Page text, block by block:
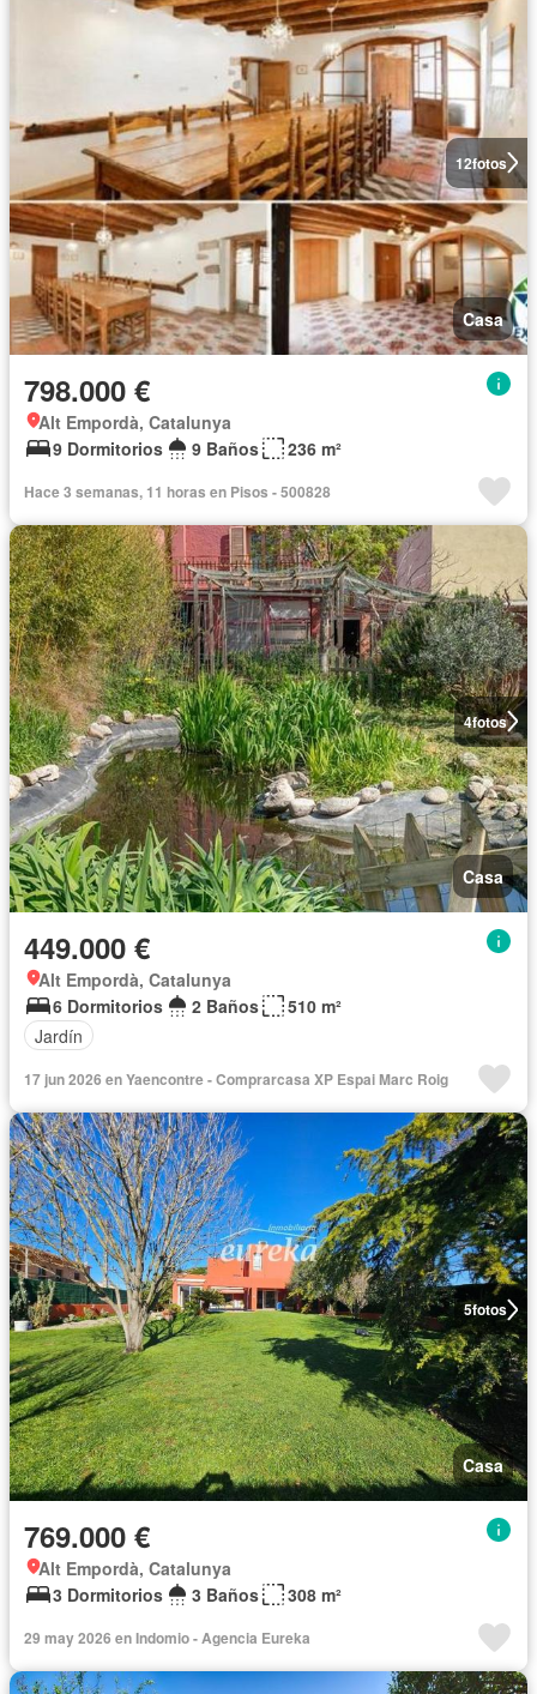
12fotos
Casa
798.000 €
Alt Empordà, Catalunya
9 Dormitorios
9 Baños 236 m²
Hace 3 semanas, 11 horas en Pisos - 500828
4fotos
Casa
449.000 €
Alt Empordà, Catalunya
6 Dormitorios
2 Baños
510 m²
Jardín
17 jun 2026 en Yaencontre - Comprarcasa XP Espai Marc Roig
5fotos
Casa
769.000 €
Alt Empordà, Catalunya
3 Dormitorios
3 Baños 308 m²
29 may 2026 en Indomio - Agencia Eureka